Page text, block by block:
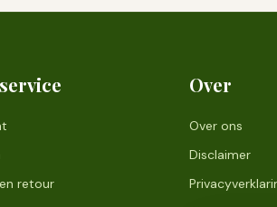
retour
Over
Over ons
Disclaimer